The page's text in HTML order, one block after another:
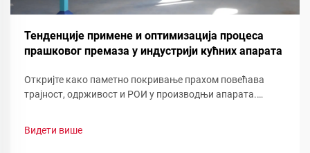
Тенденције примене и оптимизација процеса
прашковог премаза у индустрији кућних апарата
Откријте како паметно покривање прахом повећава
трајност, одрживост и РОИ у производњи апарата.
Видети више